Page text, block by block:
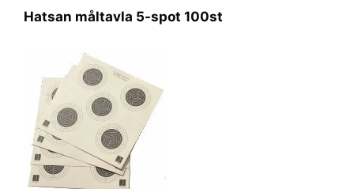
Hatsan måltavla 5-spot 100st